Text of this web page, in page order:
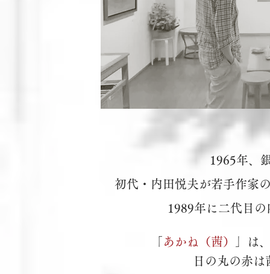
1965年、
初代・内田悦夫が若手作家
1989年に二代目
あかね（茜）
」は
日の丸の赤